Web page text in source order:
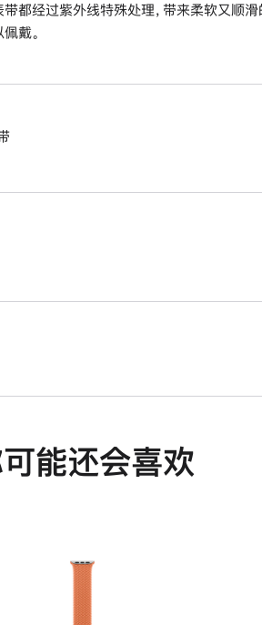
带都经过紫外线特殊处理，带来柔软又顺
戴。
能还会喜欢